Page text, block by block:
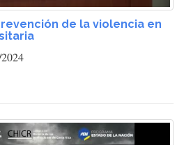
de la violencia en